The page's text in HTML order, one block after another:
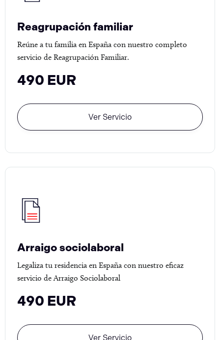
Reagrupación familiar
Reúne a tu familia en España con nuestro completo
servicio de Reagrupación Familiar.
490 EUR
Ver Servicio
Arraigo sociolaboral
Legaliza tu residencia en España con nuestro eficaz
servicio de Arraigo Sociolaboral
490 EUR
Ver Servicio